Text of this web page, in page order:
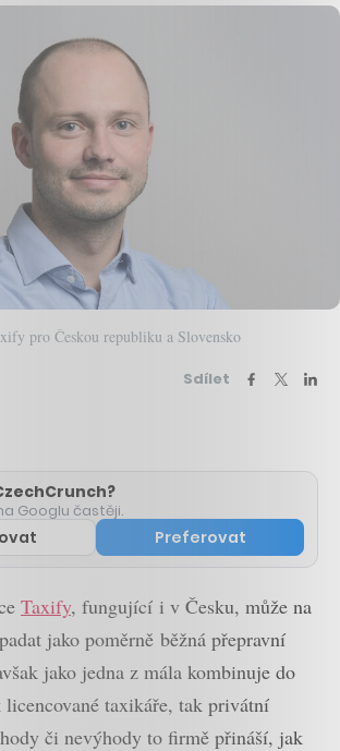
pro Českou republiku a Slovensko
Sdílet
Googlu častěji.
Preferovat
Taxify, fungující i v Česku, může na
jako poměrně běžná přepravní
jako jedna z mála kombinuje do
licencované taxikáře, tak privátní
či nevýhody to firmě přináší, jak